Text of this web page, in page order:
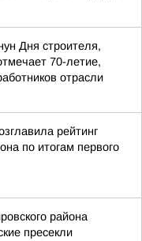
Дня строителя,
70-летие,
отрасли
рейтинг
по итогам первого
района
пресекли